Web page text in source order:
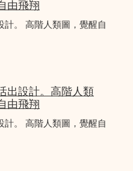
由飛翔
計。 高階人類圖，覺醒自
出設計。高階人類
由飛翔
計。 高階人類圖，覺醒自